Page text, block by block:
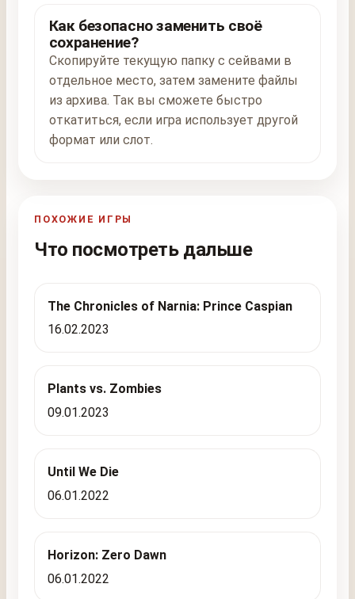
Как безопасно заменить своё
сохранение?
Скопируйте текущую папку с сейвами в
отдельное место, затем замените файлы
из архива. Так вы сможете быстро
откатиться, если игра использует другой
формат или слот.
ПОХОЖИЕ ИГРЫ
Что посмотреть дальше
The Chronicles of Narnia: Prince Caspian
16.02.2023
Plants vs. Zombies
09.01.2023
Until We Die
06.01.2022
Horizon: Zero Dawn
06.01.2022